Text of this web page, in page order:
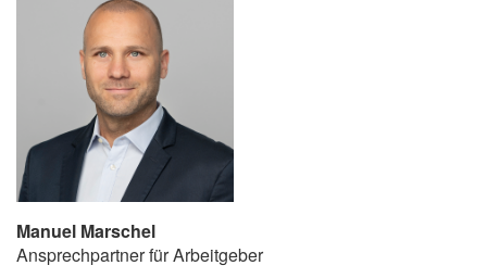
Manuel Marschel
Ansprechpartner für Arbeitgeber